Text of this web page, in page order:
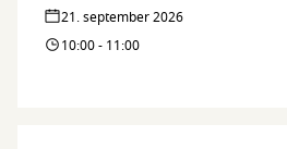
21. september 2026
10:00 - 11:00